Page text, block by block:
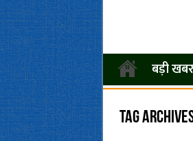
बड़ी खबर
Tag